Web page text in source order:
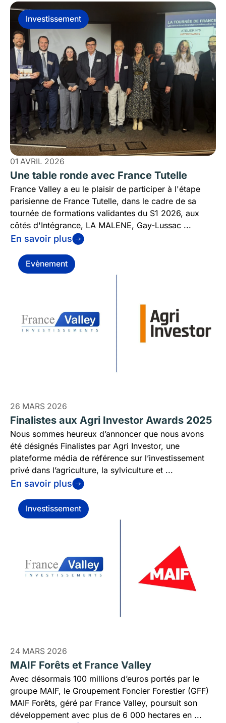
Investissement
01 AVRIL 2026
Une table ronde avec France Tutelle
France Valley a eu le plaisir de participer à l'étape
parisienne de France Tutelle, dans le cadre de sa
tournée de formations validantes du S1 2026, aux
côtés d'Intégrance, LA MALENE, Gay-Lussac ...
En savoir plus
Evènement
26 MARS 2026
Finalistes aux Agri Investor Awards 2025
Nous sommes heureux d’annoncer que nous avons
été désignés Finalistes par Agri Investor, une
plateforme média de référence sur l’investissement
privé dans l’agriculture, la sylviculture et ...
En savoir plus
Investissement
24 MARS 2026
MAIF Forêts et France Valley
Avec désormais 100 millions d’euros portés par le
groupe MAIF, le Groupement Foncier Forestier (GFF)
MAIF Forêts, géré par France Valley, poursuit son
développement avec plus de 6 000 hectares en ...